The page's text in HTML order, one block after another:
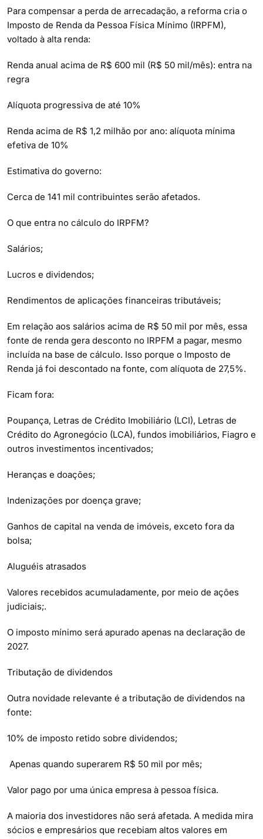
Para compensar a perda de arrecadação, a reforma cria o
Imposto de Renda da Pessoa Física Mínimo (IRPFM),
voltado à alta renda:
Renda anual acima de R$ 600 mil (R$ 50 mil/mês): entra na
regra
Alíquota progressiva de até 10%
Renda acima de R$ 1,2 milhão por ano: alíquota mínima
efetiva de 10%
Estimativa do governo:
Cerca de 141 mil contribuintes serão afetados.
O que entra no cálculo do IRPFM?
Salários;
Lucros e dividendos;
Rendimentos de aplicações financeiras tributáveis;
Em relação aos salários acima de R$ 50 mil por mês, essa
fonte de renda gera desconto no IRPFM a pagar, mesmo
incluída na base de cálculo. Isso porque o Imposto de
Renda já foi descontado na fonte, com alíquota de 27,5%.
Ficam fora:
Poupança, Letras de Crédito Imobiliário (LCI), Letras de
Crédito do Agronegócio (LCA), fundos imobiliários, Fiagro e
outros investimentos incentivados;
Heranças e doações;
Indenizações por doença grave;
Ganhos de capital na venda de imóveis, exceto fora da
bolsa;
Aluguéis atrasados
Valores recebidos acumuladamente, por meio de ações
judiciais;.
O imposto mínimo será apurado apenas na declaração de
2027.
Tributação de dividendos
Outra novidade relevante é a tributação de dividendos na
fonte:
10% de imposto retido sobre dividendos;
Apenas quando superarem R$ 50 mil por mês;
Valor pago por uma única empresa à pessoa física.
A maioria dos investidores não será afetada. A medida mira
sócios e empresários que recebiam altos valores em